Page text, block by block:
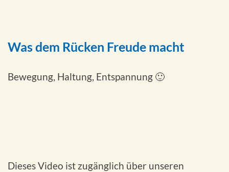
Was dem Rücken Freude macht
Bewegung, Haltung, Entspannung 🙂
Dieses Video ist zugänglich über unseren